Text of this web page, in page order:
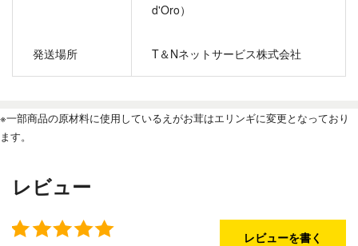
d'Oro）
発送場所 T＆Nネットサービス株式会社
※一部商品の原材料に使用しているえがお茸はエリンギに変更となっており
ます。
レビュー
レビューを書く